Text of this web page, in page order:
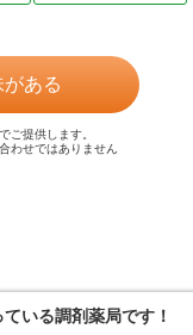
ある
ご提供します。
わせではありません
いる調剤薬局です！